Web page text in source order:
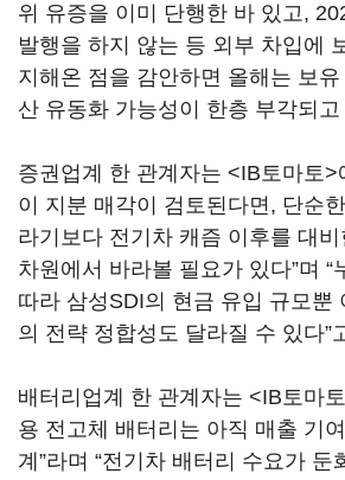
위 유증을 이미 단행한 바 있고,
발행을 하지 않는 등 외부 차입에
지해온 점을 감안하면 올해는 보
산 유동화 가능성이 한층 부각되고
증권업계 한 관계자는 <IB토마토>
이 지분 매각이 검토된다면, 단순
라기보다 전기차 캐즘 이후를 대
차원에서 바라볼 필요가 있다”며 “
따라 삼성SDI의 현금 유입 규모뿐
의 전략 정합성도 달라질 수 있다”
배터리업계 한 관계자는 <IB토마
용 전고체 배터리는 아직 매출 기
계”라며 “전기차 배터리 수요가 둔